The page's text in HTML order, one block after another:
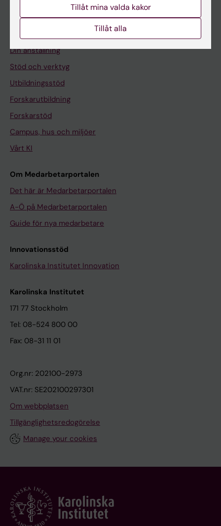
Din anställning
Stöd och verktyg
Utbildningsstöd
Forskarutbildning
Forskarstöd
Campus, hus och miljöer
Vårt KI
Om Medarbetarportalen
Det här är Medarbetarportalen
A-Ö på Medarbetarportalen
Guide för nya medarbetare
Innovationsstöd
Karolinska Institutet Innovation
Karolinska Institutet
171 77 Stockholm
Tel: 08-524 800 00
Fax: 08-31 11 01
Org.nr: 202100-2973
VAT.nr: SE202100297301
Om webbplatsen
Tillgänglighetsredogörelse
Manage your cookies
Tillåt mina valda kakor
Tillåt alla